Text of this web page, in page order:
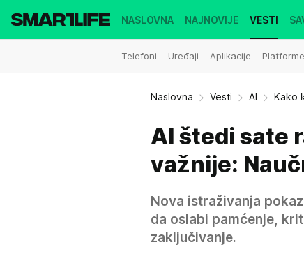
NASLOVNA NAJNOVIJE VESTI
Telefoni Uređaji Aplikacije Platforme
Naslovna Vesti AI Kako
AI štedi sate
važnije:
Nova istraživanja
da oslabi pamćenje,
zaključivanje.